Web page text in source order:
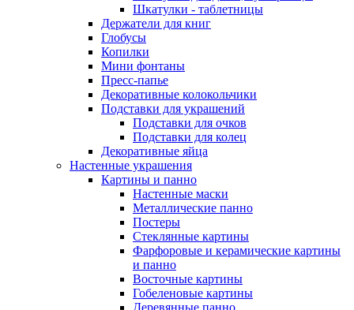
Шкатулки - таблетницы
Держатели для книг
Глобусы
Копилки
Мини фонтаны
Пресс-папье
Декоративные колокольчики
Подставки для украшений
Подставки для очков
Подставки для колец
Декоративные яйца
Настенные украшения
Картины и панно
Настенные маски
Металлические панно
Постеры
Стеклянные картины
Фарфоровые и керамические картины
и панно
Восточные картины
Гобеленовые картины
Деревянные панно